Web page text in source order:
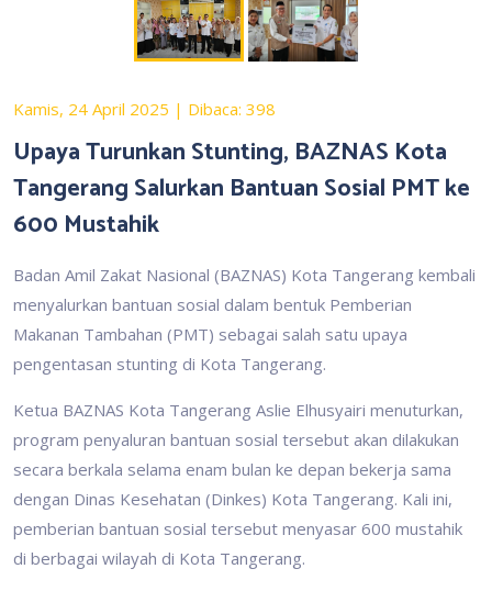
Kamis, 24 April 2025 | Dibaca: 398
Upaya Turunkan Stunting, BAZNAS Kota
Tangerang Salurkan Bantuan Sosial PMT ke
600 Mustahik
Badan Amil Zakat Nasional (BAZNAS) Kota Tangerang kembali
menyalurkan bantuan sosial dalam bentuk Pemberian
Makanan Tambahan (PMT) sebagai salah satu upaya
pengentasan stunting di Kota Tangerang.
Ketua BAZNAS Kota Tangerang Aslie Elhusyairi menuturkan,
program penyaluran bantuan sosial tersebut akan dilakukan
secara berkala selama enam bulan ke depan bekerja sama
dengan Dinas Kesehatan (Dinkes) Kota Tangerang. Kali ini,
pemberian bantuan sosial tersebut menyasar 600 mustahik
di berbagai wilayah di Kota Tangerang.